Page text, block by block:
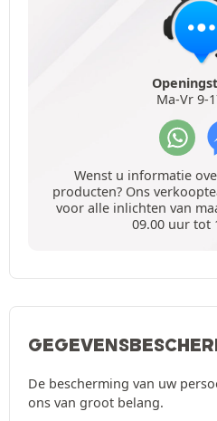
Ma-Vr 9-
Wenst u informatie
producten? Ons
voor alle inlichten van
09.00 uur tot
De bescherming van uw
ons van groot belang.